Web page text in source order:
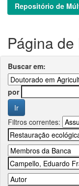
Repositório de
Página de
Buscar em:
por
Filtros correntes: